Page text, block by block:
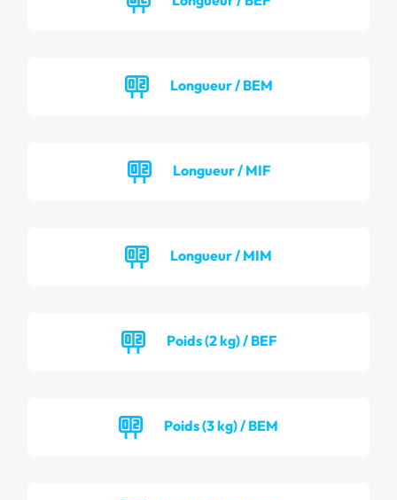
Longueur / BEM
Longueur / MIF
Longueur / MIM
Poids (2 kg) / BEF
Poids (3 kg) / BEM